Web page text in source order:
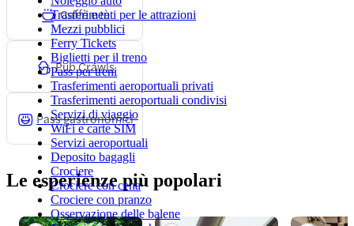
Trasferimenti per le attrazioni
Mezzi pubblici
Ferry Tickets
Biglietti per il treno
Pass per treni
Trasferimenti aeroportuali privati
Trasferimenti aeroportuali condivisi
Servizi di viaggio
WiFi e carte SIM
Servizi aeroportuali
Deposito bagagli
Crociere
Crociere con cena
Crociere con pranzo
Osservazione delle balene
Caffè e tè
Pub Crawls
Pass gastronomici
Le esperienze più popolari